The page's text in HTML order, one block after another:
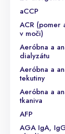
aCCP
ACR (pomer
v moči)
Aeróbna a
dialyzátu
Aeróbna a
tekutiny
Aeróbna a
tkaniva
AFP
AGA IgA,